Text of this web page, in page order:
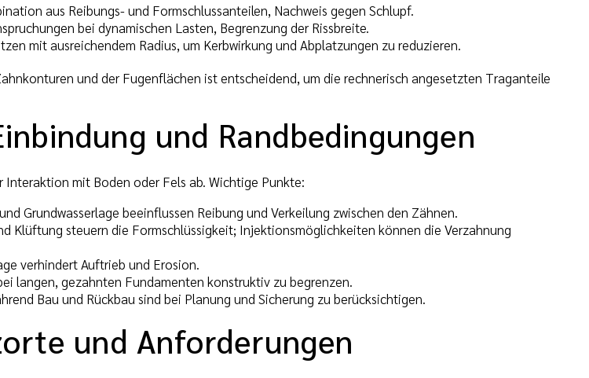
aus Reibungs- und Formschlussanteilen, Nachweis gegen Schlupf.
bei dynamischen Lasten, Begrenzung der Rissbreite.
mit ausreichendem Radius, um Kerbwirkung und Abplatzungen zu reduzieren.
und der Fugenflächen ist entscheidend, um die rechnerisch angesetzten Traganteile
und Randbedingungen
mit Boden oder Fels ab. Wichtige Punkte:
Grundwasserlage beeinflussen Reibung und Verkeilung zwischen den Zähnen.
Klüftung steuern die Formschlüssigkeit; Injektionsmöglichkeiten können die Verzahnung
verhindert Auftrieb und Erosion.
langen, gezahnten Fundamenten konstruktiv zu begrenzen.
Bau und Rückbau sind bei Planung und Sicherung zu berücksichtigen.
und Anforderungen